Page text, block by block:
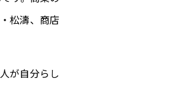
松濤、商店
が自分らし